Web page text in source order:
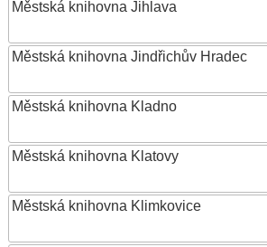
Městská knihovna Jihlava
Městská knihovna Jindřichův Hradec
Městská knihovna Kladno
Městská knihovna Klatovy
Městská knihovna Klimkovice